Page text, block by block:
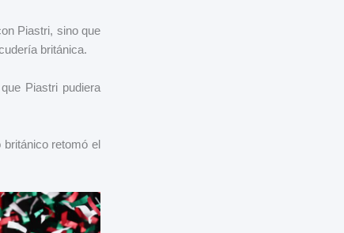
Piastri, sino que
británica.
Piastri pudiera
británico retomó el